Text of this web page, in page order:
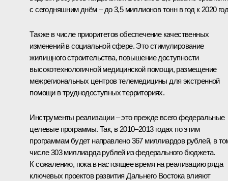
с сегодняшним днём – до 3,5 миллионов тонн в год к 2020
Также в числе приоритетов обеспечение качественных
изменений в социальной сфере. Это стимулирование
жилищного строительства, повышение доступности
высокотехнологичной медицинской помощи, размещение
межрегиональных центров телемедицины для экстренной
помощи в труднодоступных территориях.
Инструменты реализации – это прежде всего федеральные
целевые программы. Так, в 2010–2013 годах по этим
программам будет направлено 367 миллиардов рублей, в
числе 303 миллиарда рублей из федерального бюджета.
К сожалению, пока в настоящее время на реализацию ряда
ключевых проектов развития Дальнего Востока влияют